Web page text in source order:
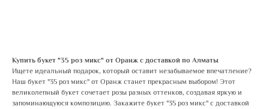
Купить букет "35 роз микс" от Оранж с доставкой по Алматы
Ищете идеальный подарок, который оставит незабываемое впечатление?
Наш букет "35 роз микс" от Оранж станет прекрасным выбором! Этот
великолепный букет сочетает розы разных оттенков, создавая яркую и
запоминающуюся композицию. Закажите букет "35 роз микс" с доставкой